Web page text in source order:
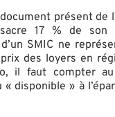
présent de
17 % de son
SMIC ne
prix des loyers en
il faut compter
disponible » à